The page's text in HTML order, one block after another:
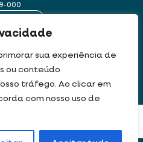
sua experiência de
ou conteúdo
tráfego. Ao clicar em
com nosso uso de
000
de acordo com os nossos Termos de Uso e